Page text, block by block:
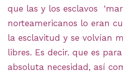
que las y los esclavos
norteamericanos lo eran
la esclavitud y se volvían
libres. Es decir. que es
absoluta necesidad, así